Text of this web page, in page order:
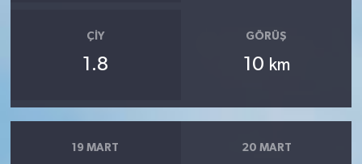
ÇIY
1.8
GÖRÜŞ
10 km
19 MART 20 MART